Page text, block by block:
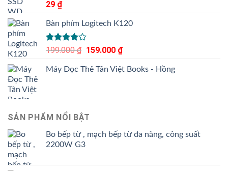
29 ₫
Bàn phím Logitech K120
Được
4.00 5
sao
199.000₫
Giá
là:
159.000 ₫Giá
tại
Máy Đọc Thẻ Tân Việt Books - Hồng
SẢN PHẨM NỔI BẬT
Bo bếp từ , mạch bếp từ đa năng, công suất
2200W G3